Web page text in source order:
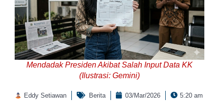
Mendadak Presiden Akibat Salah Input Data KK
(Ilustrasi: Gemini)
Eddy Setiawan Berita 03/Mar/2026 5:20 am